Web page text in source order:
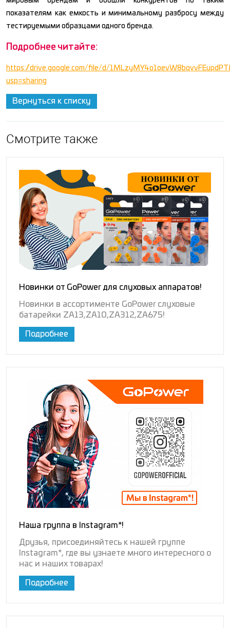
показателям как емкость и минимальному разбросу между
тестируемыми образцами одного бренда.
Подробнее читайте:
https://drive.google.com/file/d/
usp=sharing
Вернуться к списку
Смотрите также
Новинки от GoPower для слуховых аппаратов!
Новинки в ассортименте GoPower слуховые
батарейки ZA13,ZA10,ZA312,ZA675!
Подробнее
Наша группа в Instagram*!
Друзья, присоединяйтесь к нашей группе
Instagram*, где вы узнаете много интересного о
нас и наших товарах!
Подробнее